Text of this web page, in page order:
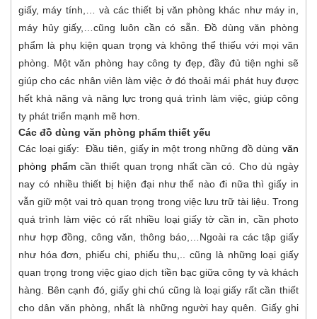
giấy, máy tính,… và các thiết bị văn phòng khác như máy in,
máy hủy giấy,…cũng luôn cần có sẵn. Đồ dùng văn phòng
phẩm là phụ kiện quan trọng và không thể thiếu với mọi văn
phòng. Một văn phòng hay công ty đẹp, đầy đủ tiện nghi sẽ
giúp cho các nhân viên làm việc ở đó thoải mái phát huy được
hết khả năng và năng lực trong quá trình làm việc, giúp công
ty phát triển mạnh mẽ hơn.
Các đồ dùng văn phòng phẩm thiết yếu
Các loại giấy: Đầu tiên, giấy in một trong những đồ dùng văn
phòng phẩm cần thiết quan trọng nhất cần có. Cho dù ngày
nay có nhiều thiết bị hiện đại như thế nào đi nữa thì giấy in
vẫn giữ một vai trò quan trọng trong việc lưu trữ tài liệu. Trong
quá trình làm việc có rất nhiều loại giấy tờ cần in, cần photo
như hợp đồng, công văn, thông báo,…Ngoài ra các tập giấy
như hóa đơn, phiếu chi, phiếu thu,.. cũng là những loại giấy
quan trọng trong việc giao dịch tiền bạc giữa công ty và khách
hàng. Bên cạnh đó, giấy ghi chú cũng là loại giấy rất cần thiết
cho dân văn phòng, nhất là những người hay quên. Giấy ghi